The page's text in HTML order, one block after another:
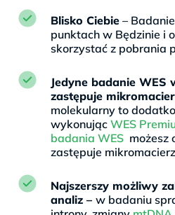
Blisko Ciebie –
punktach w Będzinie i
skorzystać z pobrania
Jedyne badanie WES
zastępuje
molekularny to
wykonując WES
badania WES możesz
zastępuje
Najszerszy możliwy
analiz – w badaniu